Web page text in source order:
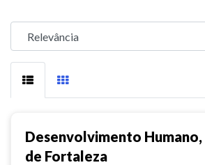
Desenvolvimento
de Fortaleza